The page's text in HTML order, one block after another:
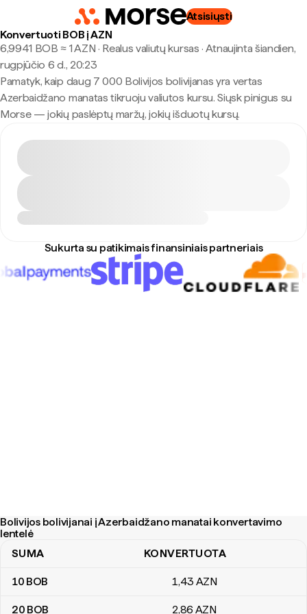
Atsisiųsti
Konvertuoti BOB į AZN
6,9941 BOB ≈ 1 AZN · Realus valiutų kursas · Atnaujinta šiandien,
rugpjūčio 6 d., 20:23
Pamatyk, kaip daug 7 000 Bolivijos bolivijanas yra vertas
Azerbaidžano manatas tikruoju valiutos kursu. Siųsk pinigus su
Morse — jokių paslėptų maržų, jokių išduotų kursų.
Sukurta su patikimais finansiniais partneriais
Bolivijos bolivijanai į Azerbaidžano manatai konvertavimo
lentelė
Bolivijos bolivijanai į Azerbaidžano manatai konvertavimo lentelė
SUMA KONVERTUOTA
10 BOB 1,43 AZN
20 BOB 2,86 AZN